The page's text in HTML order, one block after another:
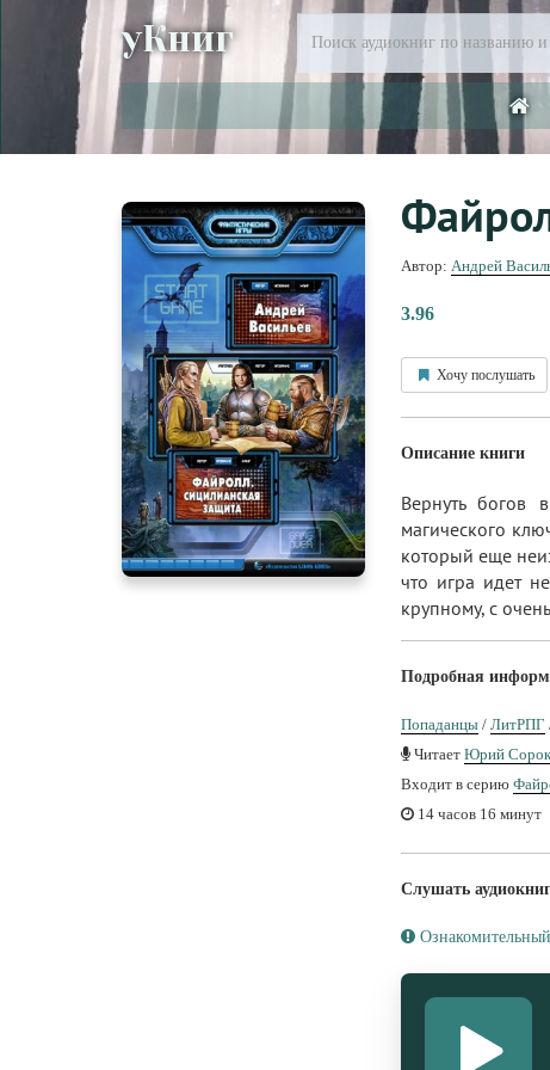
уКниг
Автор: Андрей
3.96
Хочу послушать
Описание книги
Вернуть богов
магического
который еще
что игра идет
крупному, с
Подробная
Попаданцы / ЛитРПГ
Читает Юрий
Входит в серию
14 часов 16 минут
Слушать